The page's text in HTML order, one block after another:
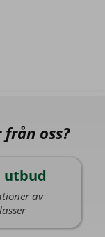
oss?
utbud
av